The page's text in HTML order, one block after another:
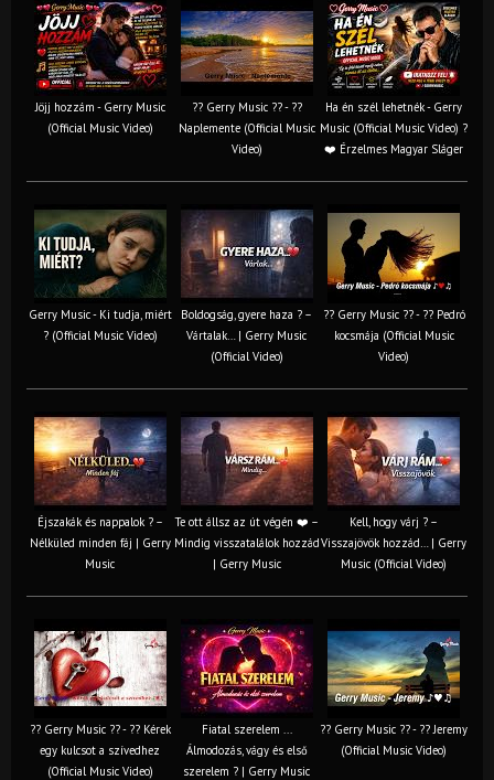
Jöjj hozzám - Gerry Music
(Official Music Video)
?? Gerry Music ?? - ??
Naplemente (Official Music
Video)
Ha én szél lehetnék - Gerry
Music (Official Music Video) ?️
❤️ Érzelmes Magyar Sláger
Gerry Music - Ki tudja, miért
? (Official Music Video)
Boldogság, gyere haza ? –
Vártalak… | Gerry Music
(Official Video)
?? Gerry Music ?? - ?? Pedró
kocsmája (Official Music
Video)
Éjszakák és nappalok ? –
Nélküled minden fáj | Gerry
Music
Te ott állsz az út végén ❤️ –
Mindig visszatalálok hozzád
| Gerry Music
Kell, hogy várj ? –
Visszajövök hozzád… | Gerry
Music (Official Video)
?? Gerry Music ?? - ?? Kérek
egy kulcsot a szívedhez
(Official Music Video)
Fiatal szerelem ...
Álmodozás, vágy és első
szerelem ? | Gerry Music
?? Gerry Music ?? - ?? Jeremy
(Official Music Video)